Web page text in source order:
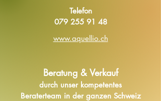
Telefon
079 255 91 48
www.aquellio.ch
Beratung & Verkauf
durch unser kompetentes
Beraterteam in der ganzen Schweiz